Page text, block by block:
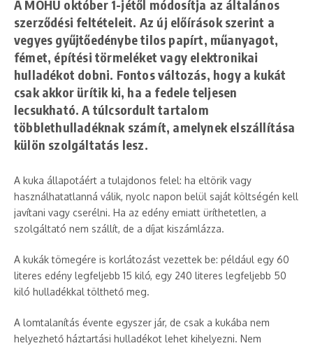
A MOHU október 1-jétől módosítja az általános
szerződési feltételeit. Az új előírások szerint a
vegyes gyűjtőedénybe tilos papírt, műanyagot,
fémet, építési törmeléket vagy elektronikai
hulladékot dobni. Fontos változás, hogy a kukát
csak akkor ürítik ki, ha a fedele teljesen
lecsukható. A túlcsordult tartalom
többlethulladéknak számít, amelynek elszállítása
külön szolgáltatás lesz.
A kuka állapotáért a tulajdonos felel: ha eltörik vagy
használhatatlanná válik, nyolc napon belül saját költségén kell
javítani vagy cserélni. Ha az edény emiatt üríthetetlen, a
szolgáltató nem szállít, de a díjat kiszámlázza.
A kukák tömegére is korlátozást vezettek be: például egy 60
literes edény legfeljebb 15 kiló, egy 240 literes legfeljebb 50
kiló hulladékkal tölthető meg.
A lomtalanítás évente egyszer jár, de csak a kukába nem
helyezhető háztartási hulladékot lehet kihelyezni. Nem